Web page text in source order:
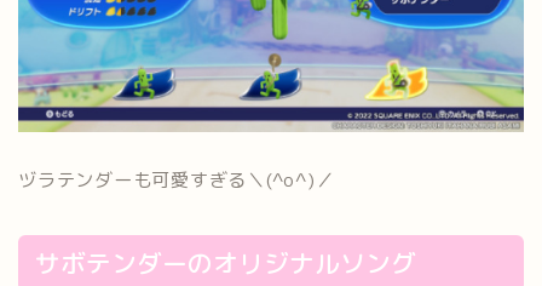
ヅラテンダーも可愛すぎる＼(^o^)／
サボテンダーのオリジナルソング